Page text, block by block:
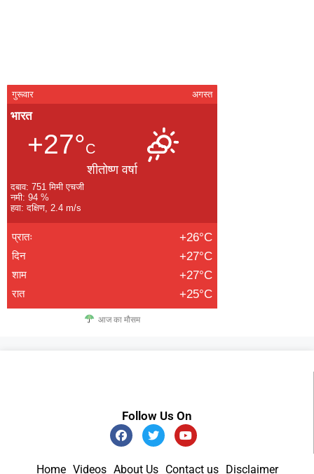
गुरूवार अगस्त
भारत
+27°C
शीतोष्ण वर्षा
दबाव: 751 मिमी एचजी
नमी: 94 %
हवा: दक्षिण, 2.4 m/s
प्रातः +26°C
दिन +27°C
शाम +27°C
रात +25°C
आज का मौसम
Follow Us On
Home Videos About Us Contact us Disclaimer